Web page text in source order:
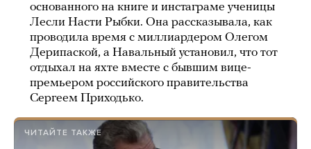
основанного на книге и инстаграме ученицы
Лесли Насти Рыбки. Она рассказывала, как
проводила время с миллиардером Олегом
Дерипаской, а Навальный установил, что тот
отдыхал на яхте вместе с бывшим вице-
премьером российского правительства
Сергеем Приходько.
ЧИТАЙТЕ ТАКЖЕ